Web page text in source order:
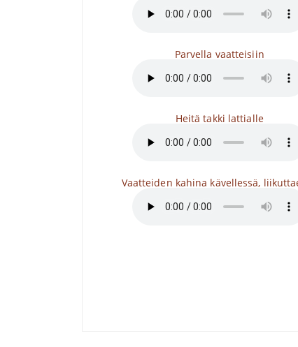
Parvella vaatteisiin
Heitä takki lattialle
Vaatteiden kahina kävellessä,